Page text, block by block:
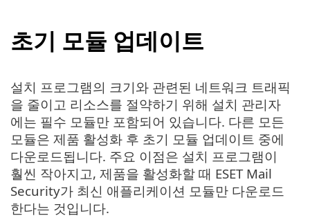
초기 모듈 업데이트
설치 프로그램의 크기와 관련된 네트워크 트래픽
을 줄이고 리소스를 절약하기 위해 설치 관리자
에는 필수 모듈만 포함되어 있습니다. 다른 모든
모듈은 제품 활성화 후 초기 모듈 업데이트 중에
다운로드됩니다. 주요 이점은 설치 프로그램이
훨씬 작아지고, 제품을 활성화할 때 ESET Mail
Security가 최신 애플리케이션 모듈만 다운로드
한다는 것입니다.